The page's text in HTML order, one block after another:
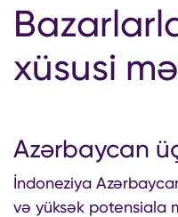
xüsusi
Azərbaycan
İndoneziya
və yüksək potensiala